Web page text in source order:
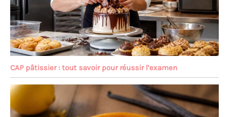
CAP pâtissier : tout savoir pour réussir l’examen